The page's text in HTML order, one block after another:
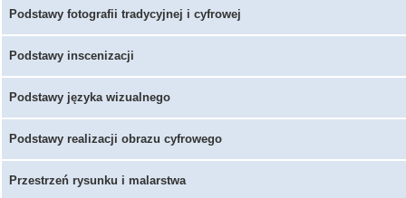
Podstawy fotografii tradycyjnej i cyfrowej
Podstawy inscenizacji
Podstawy języka wizualnego
Podstawy realizacji obrazu cyfrowego
Przestrzeń rysunku i malarstwa